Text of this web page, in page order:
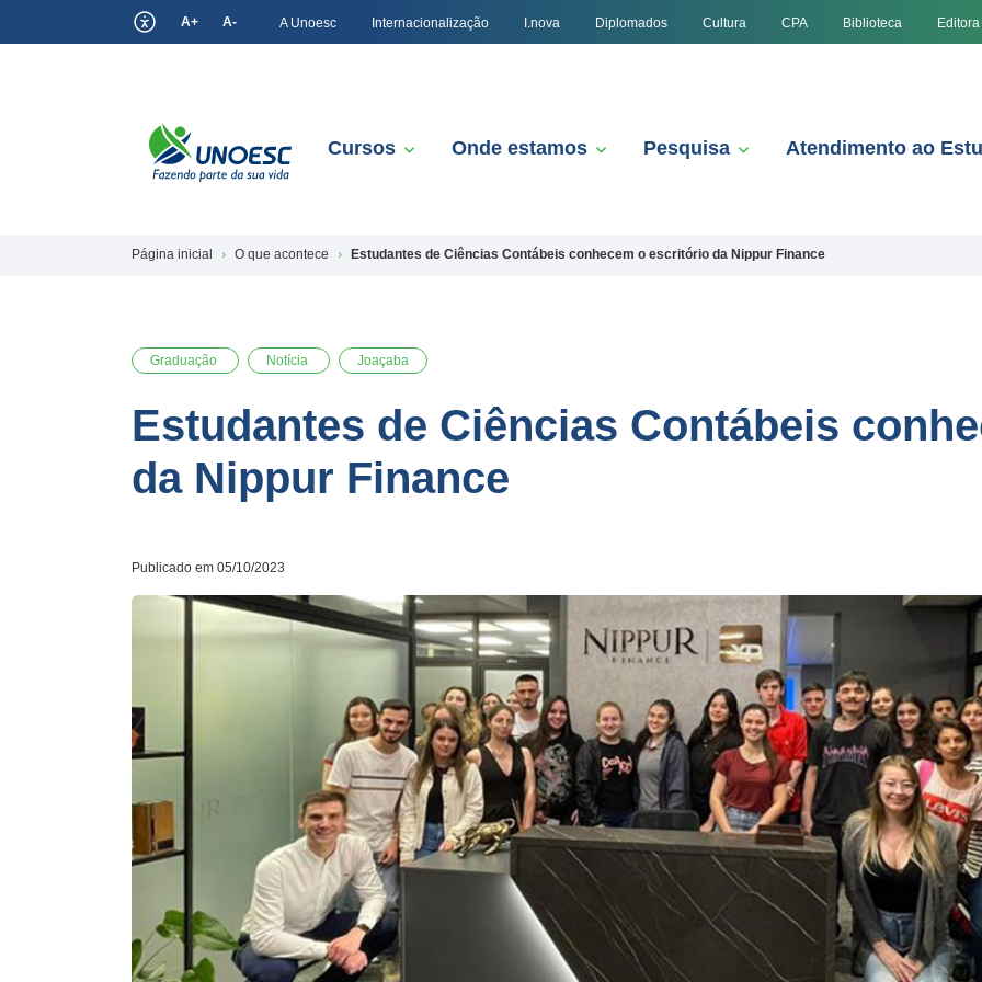
A+ A- A Unoesc Internacionalização I.nova Diplomados Cultura CPA Biblioteca Editora
Cursos Onde estamos Pesquisa Atendimento ao
Página inicial O que acontece Estudantes de Ciências Contábeis conhecem o escritório da Nippur Finance
Graduação Notícia Joaçaba
Estudantes de Ciências Contábeis
da Nippur Finance
Publicado em 05/10/2023